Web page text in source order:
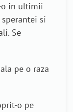
o in ultimii
si
Se
pe o raza
o pe